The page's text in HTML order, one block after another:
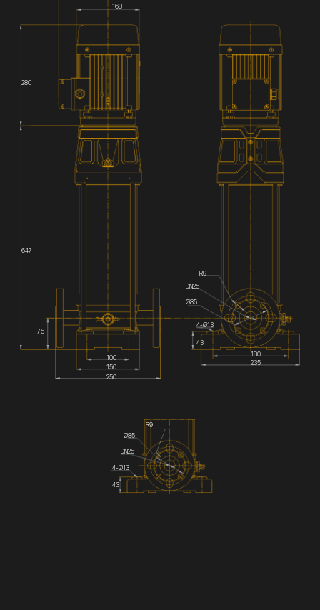
DN25
168
280
647
75
100
150
250
180
235
43
4-Ø13
Ø85
R9
DN25
R9
Ø85
4-Ø13
43